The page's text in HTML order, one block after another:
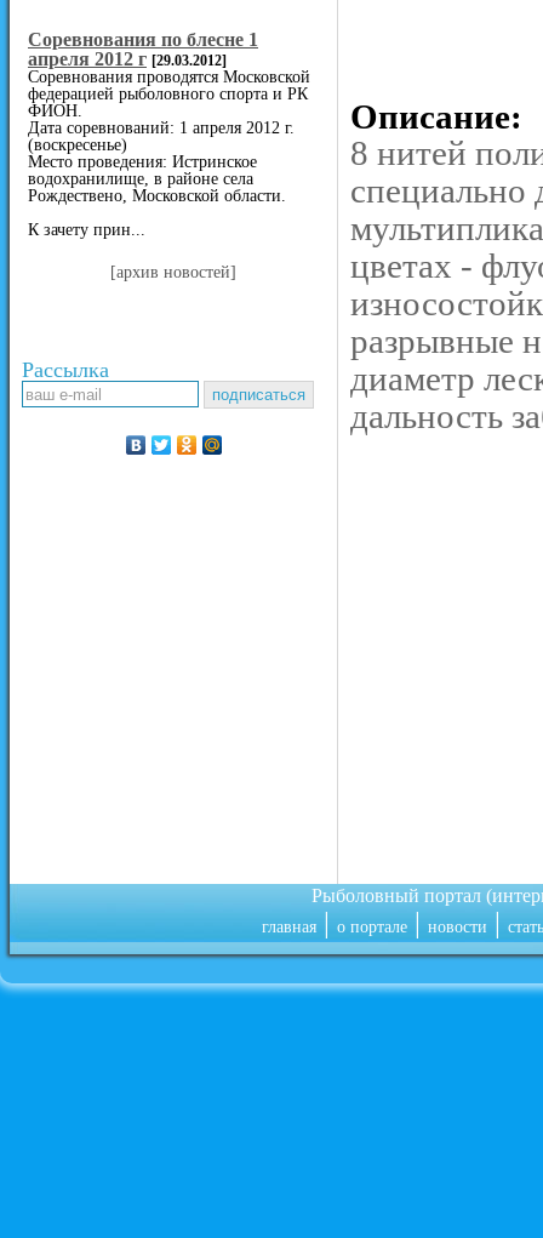
Cоревнования по блесне 1
апреля 2012 г [29.03.2012]
Соревнования проводятся Московской
федерацией рыболовного спорта и РК
ФИОН.
Дата соревнований: 1 апреля 2012 г.
(воскресенье)
Место проведения: Истринское
водохранилище, в районе села
Рождествено, Московской области.
К зачету прин...
[архив новостей]
Рассылка
Описание:
8 нитей
специально
цветах -
разрывные
диаметр
дальность
Рыболовный портал
главная|о портале|новости|